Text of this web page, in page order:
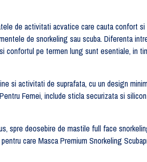
de activitati acvatice care cauta confort
de snorkeling sau scuba. Diferenta
pe termen lung sunt esentiale, in
activitati de suprafata, cu un design
Femei, include sticla securizata si
spre deosebire de mastile full face
care Masca Premium Snorkeling